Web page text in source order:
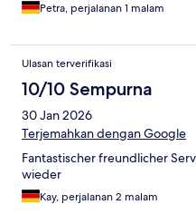
Petra, perjalanan 1 malam
Ulasan terverifikasi
10/10 Sempurna
30 Jan 2026
Terjemahkan dengan Google
Fantastischer freundlicher
wieder
Kay, perjalanan 2 malam